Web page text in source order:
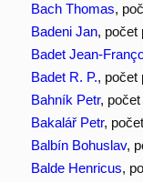
Bach Thomas,
Badeni Jan, počet
Badet Jean-
Badet R. P., počet
Bahník Petr,
Bakalář Petr,
Balbín Bohuslav,
Balde Henricus,